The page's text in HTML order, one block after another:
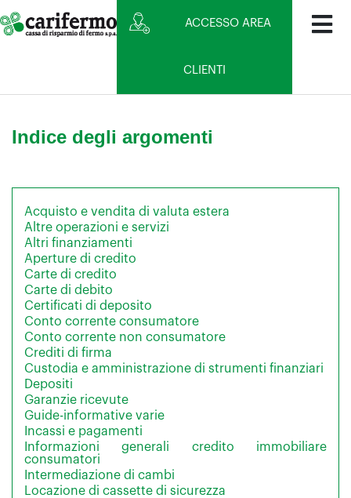
ACCESSO AREA
CLIENTI
Indice degli argomenti
Acquisto e vendita di valuta estera
Altre operazioni e servizi
Altri finanziamenti
Aperture di credito
Carte di credito
Carte di debito
Certificati di deposito
Conto corrente consumatore
Conto corrente non consumatore
Crediti di firma
Custodia e amministrazione di strumenti finanziari
Depositi
Garanzie ricevute
Guide-informative varie
Incassi e pagamenti
Informazioni generali credito immobiliare
consumatori
Intermediazione di cambi
Locazione di cassette di sicurezza